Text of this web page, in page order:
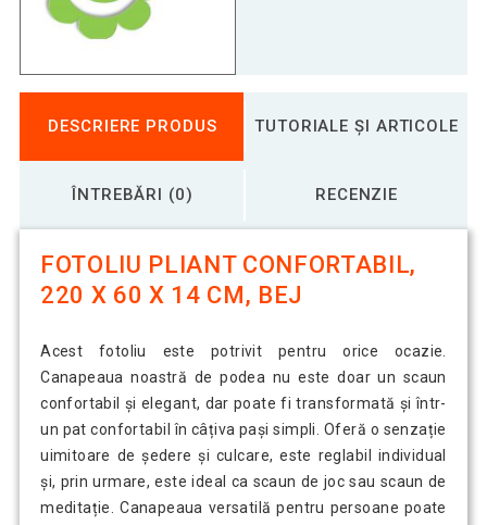
DESCRIERE PRODUS TUTORIALE ȘI ARTICOLE
ÎNTREBĂRI (0) RECENZIE
FOTOLIU PLIANT CONFORTABIL,
220 X 60 X 14 CM, BEJ
Acest fotoliu este potrivit pentru orice ocazie.
Canapeaua noastră de podea nu este doar un scaun
confortabil și elegant, dar poate fi transformată și într-
un pat confortabil în câțiva pași simpli. Oferă o senzație
uimitoare de ședere și culcare, este reglabil individual
și, prin urmare, este ideal ca scaun de joc sau scaun de
meditație. Canapeaua versatilă pentru persoane poate